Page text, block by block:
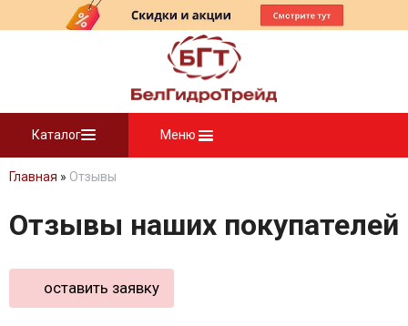
Каталог Меню
Главная » Отзывы
Отзывы наших покупателей
оставить заявку